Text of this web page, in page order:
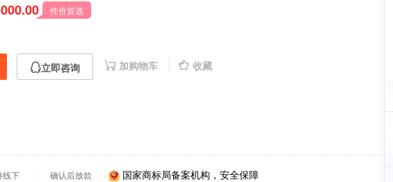
性价首选
立即咨询 加购物车 收藏
线下 确认后放款 国家商标局备案机构，安全保障